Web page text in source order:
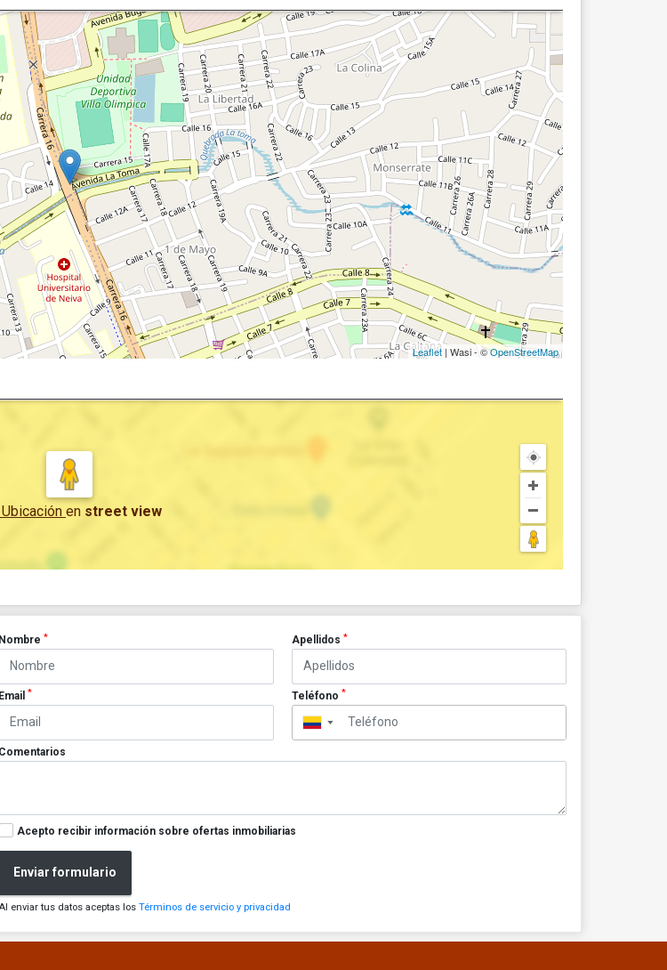
Leaflet | Wasi - ©OpenStreetMap
en street view
Nombre* Apellidos *
Email* Teléfono *
▼
Comentarios
Acepto recibir información sobre ofertas inmobiliarias
Enviar formulario
enviar tus datos aceptas losTérminos de servicio y privacidad